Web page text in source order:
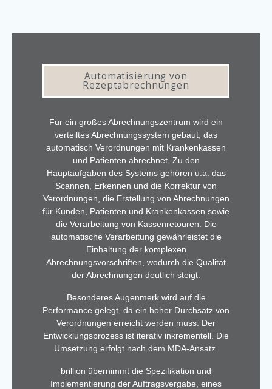
Automatisierung von
Rezeptabrechnungen
Für ein großes Abrechnungszentrum wird ein
verteiltes Abrechnungssystem gebaut, das
automatisch Verordnungen mit Krankenkassen
und Patienten abrechnet. Zu den
Hauptaufgaben des Systems gehören u.a. das
Scannen, Erkennen und die Korrektur von
Verordnungen, die Erstellung von Abrechnungen
für Kunden, Patienten und Krankenkassen sowie
die Verarbeitung von Kassenretouren. Die
automatische Verarbeitung gewährleistet die
Einhaltung der komplexen
Abrechnungsvorschriften, wodurch die Qualität
der Abrechnungen deutlich steigt.
Besonderes Augenmerk wird auf die
Performance gelegt, da ein hoher Durchsatz von
Verordnungen erreicht werden muss. Der
Entwicklungsprozess ist iterativ inkrementell. Die
Umsetzung erfolgt nach dem MDA-Ansatz.
brillion übernimmt die Spezifikation und
Implementierung der Auftragsvergabe, eines